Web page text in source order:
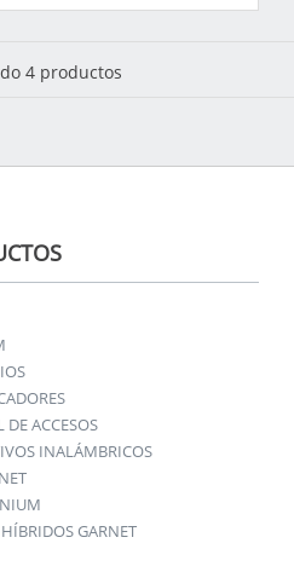
4 productos
DE ACCESOS
INALÁMBRICOS
GARNET